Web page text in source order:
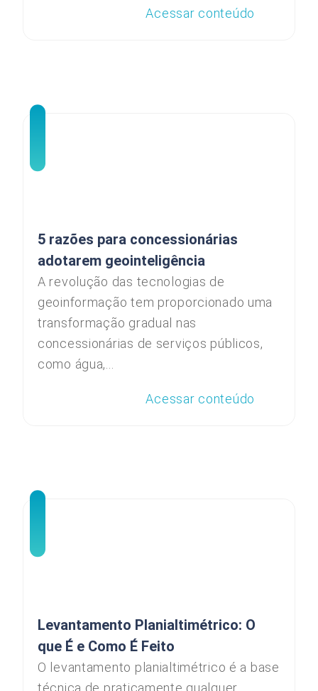
Acessar conteúdo
5 razões para concessionárias
adotarem geointeligência
A revolução das tecnologias de
geoinformação tem proporcionado uma
transformação gradual nas
concessionárias de serviços públicos,
como água,...
Acessar conteúdo
Levantamento Planialtimétrico: O
que É e Como É Feito
O levantamento planialtimétrico é a base
técnica de praticamente qualquer